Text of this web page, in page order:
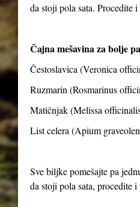
da stoji pola sata. Procedite
Čajna mešavina za bolje
Čestoslavica (Veronica
Ruzmarin (Rosmarinus
Matičnjak (Melissa
List celera (Apium
Sve biljke pomešajte pa
da stoji pola sata, procedite